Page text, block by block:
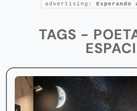
Foro salud
advertising:
TAGS -